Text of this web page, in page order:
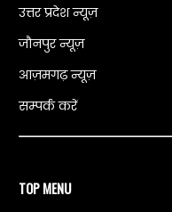
उत्तर प्रदेश न्यूज़
जौनपुर न्यूज़
आज़मगढ़ न्यूज़
सम्पर्क करें
TOP MENU